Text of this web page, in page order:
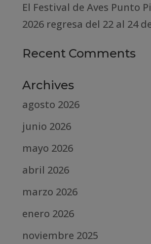
El Festival de Aves Punto
2026 regresa del 22 al 24
Recent Comments
Archives
agosto 2026
junio 2026
mayo 2026
abril 2026
marzo 2026
enero 2026
noviembre 2025